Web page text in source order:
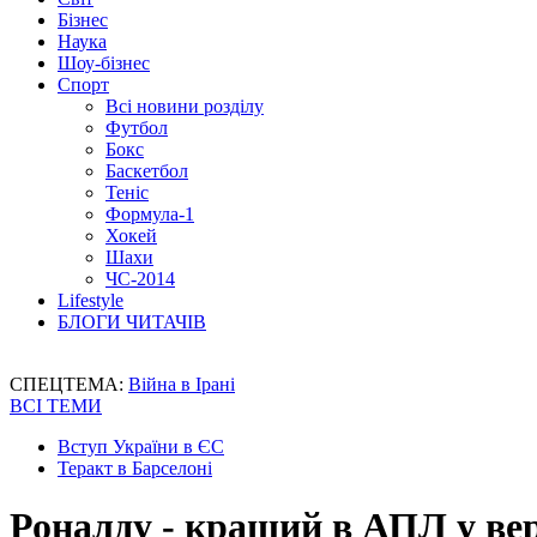
Бізнес
Наука
Шоу-бізнес
Спорт
Всі новини розділу
Футбол
Бокс
Баскетбол
Теніс
Формула-1
Хокей
Шахи
ЧС-2014
Lifestyle
БЛОГИ ЧИТАЧІВ
СПЕЦТЕМА: Війна в Ірані
ВСІ ТЕМИ
Вступ України в ЄС
Теракт в Барселоні
Роналду - кращий в АПЛ у